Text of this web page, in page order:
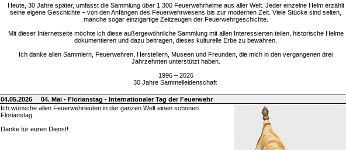
Heute, 30 Jahre später, umfasst die Sammlung über 1.300 Feuerwehrhelme aus aller Welt. Jeder einzelne Helm erzählt
seine eigene Geschichte – von den Anfängen des Feuerwehrwesens bis zur modernen Zeit. Viele Stücke sind selten,
manche sogar einzigartige Zeitzeugen der Feuerwehrgeschichte.
Mit dieser Internetseite möchte ich diese außergewöhnliche Sammlung mit allen Interessierten teilen, historische Helme
dokumentieren und dazu beitragen, dieses kulturelle Erbe zu bewahren.
Ich danke allen Sammlern, Feuerwehren, Herstellern, Museen und Freunden, die mich in den vergangenen drei
Jahrzehnten unterstützt haben.
1996 – 2026
30 Jahre Sammelleidenschaft
04.05.2026
04. Mai - Florianstag - Internationaler Tag der Feuerwehr
Ich wünsche allen Feuerwehrleuten in der ganzen Welt einen schönen
Florianstag.
Danke für euren Dienst!